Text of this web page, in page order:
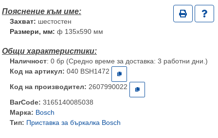
Захват: шестостен
Размери, мм: ф 135x590 мм
Наличност: 0 бр (Средно време за доставка: 3 работни дни.)
Код на артикул: 040 BSH1472
Код на производител: 2607990022
BarCode: 3165140085038
Марка: Bosch
Тип: Приставка за бъркалка Bosch